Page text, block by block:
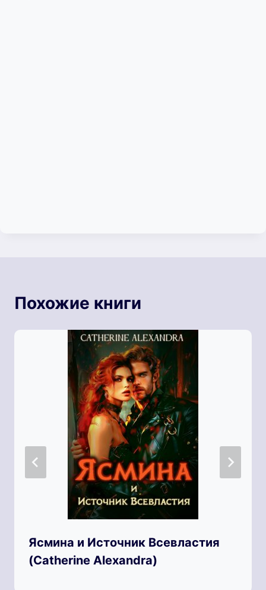
Похожие книги
Ясмина и Источник Всевластия
(Catherine Alexandra)